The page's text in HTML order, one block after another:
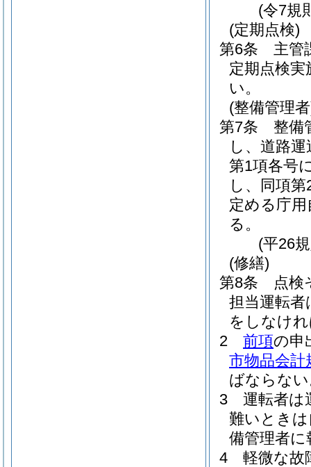
(令7規
(定期点検)
第6条
主管
定期点検実
い。
(整備管理
第7条
整備
し、道路
第1項各号
し、同項
定める庁用
る。
(平26
(修繕)
第8条
点検
担当運転者
をしなけ
2
前項の申
市物品会計
ばならな
3
運転者は
難いとき
備管理者
4
軽微な故